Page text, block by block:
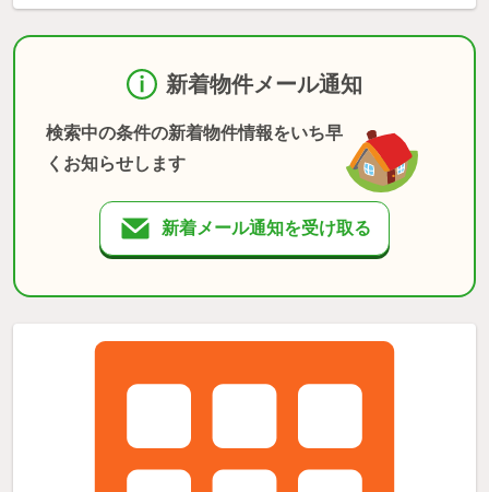
新着物件メール通知
検索中の条件の新着物件情報をいち早
くお知らせします
新着メール通知を受け取る